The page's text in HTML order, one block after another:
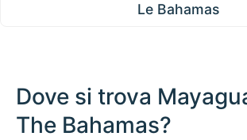
Le Bahamas
Dove si trova
The Bahamas?100 km / 62.1 mi